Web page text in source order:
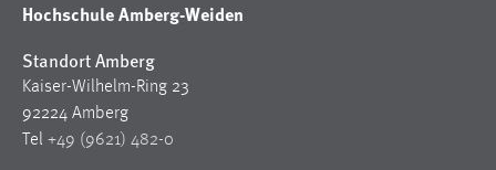
Hochschule Amberg-Weiden
Standort Amberg
Kaiser-Wilhelm-Ring 23
92224 Amberg
Tel +49 (9621) 482-0